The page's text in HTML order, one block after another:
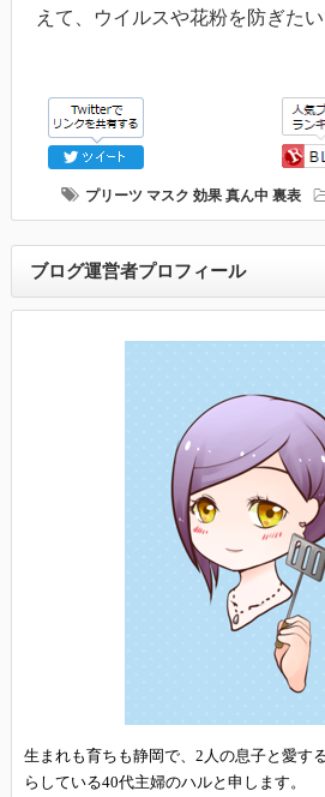
えて、ウイルスや花粉を防ぎたい
プリーツ マスク 効果 真ん中 裏表
ブログ運営者プロフィール
生まれも育ちも静岡で、2人の息子と愛す
らしている40代主婦のハルと申します。